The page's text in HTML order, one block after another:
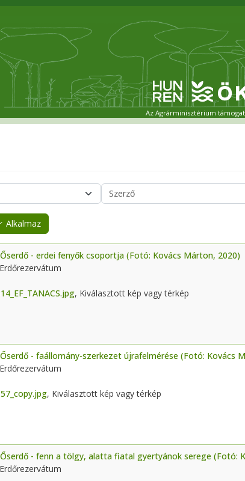
Az Agrárminisztérium
Alkalmaz
- erdei fenyők csoportja (Fotó: Kovács Márton, 2020)
, Kiválasztott kép vagy térkép
- faállomány-szerkezet újrafelmérése (Fotó: Kovács
, Kiválasztott kép vagy térkép
- fenn a tölgy, alatta fiatal gyertyánok serege (Fotó: